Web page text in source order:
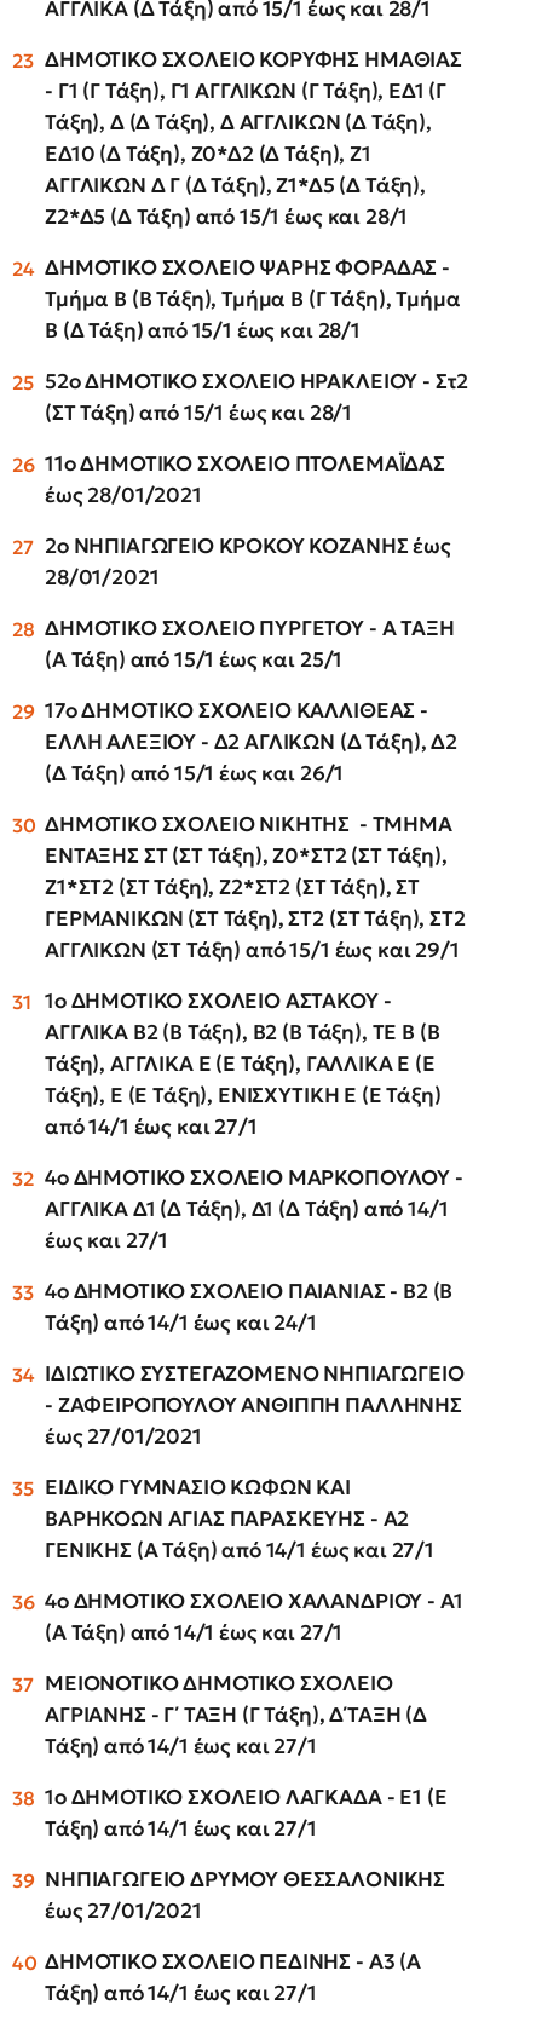
ΑΓΓΛΙΚΑ (Δ Τάξη) από 15/1 έως και 28/1
ΔΗΜΟΤΙΚΟ ΣΧΟΛΕΙΟ ΚΟΡΥΦΗΣ ΗΜΑΘΙΑΣ
- Γ1 (Γ Τάξη), Γ1 ΑΓΓΛΙΚΩΝ (Γ Τάξη), ΕΔ1 (Γ
Τάξη), Δ (Δ Τάξη), Δ ΑΓΓΛΙΚΩΝ (Δ Τάξη),
ΕΔ10 (Δ Τάξη), Ζ0*Δ2 (Δ Τάξη), Ζ1
ΑΓΓΛΙΚΩΝ Δ Γ (Δ Τάξη), Ζ1*Δ5 (Δ Τάξη),
Ζ2*Δ5 (Δ Τάξη) από 15/1 έως και 28/1
ΔΗΜΟΤΙΚΟ ΣΧΟΛΕΙΟ ΨΑΡΗΣ ΦΟΡΑΔΑΣ -
Τμήμα B (Β Τάξη), Τμήμα B (Γ Τάξη), Τμήμα
B (Δ Τάξη) από 15/1 έως και 28/1
52ο ΔΗΜΟΤΙΚΟ ΣΧΟΛΕΙΟ ΗΡΑΚΛΕΙΟΥ - Στ2
(ΣΤ Τάξη) από 15/1 έως και 28/1
11ο ΔΗΜΟΤΙΚΟ ΣΧΟΛΕΙΟ ΠΤΟΛΕΜΑΪΔΑΣ
έως 28/01/2021
2ο ΝΗΠΙΑΓΩΓΕΙΟ ΚΡΟΚΟΥ ΚΟΖΑΝΗΣ έως
28/01/2021
ΔΗΜΟΤΙΚΟ ΣΧΟΛΕΙΟ ΠΥΡΓΕΤΟΥ - Α ΤΑΞΗ
(Α Τάξη) από 15/1 έως και 25/1
17ο ΔΗΜΟΤΙΚΟ ΣΧΟΛΕΙΟ ΚΑΛΛΙΘΕΑΣ -
ΕΛΛΗ ΑΛΕΞΙΟΥ - Δ2 ΑΓΛΙΚΩΝ (Δ Τάξη), Δ2
(Δ Τάξη) από 15/1 έως και 26/1
ΔΗΜΟΤΙΚΟ ΣΧΟΛΕΙΟ ΝΙΚΗΤΗΣ - ΤΜΗΜΑ
ΕΝΤΑΞΗΣ ΣΤ (ΣΤ Τάξη), Ζ0*ΣΤ2 (ΣΤ Τάξη),
Ζ1*ΣΤ2 (ΣΤ Τάξη), Ζ2*ΣΤ2 (ΣΤ Τάξη), ΣΤ
ΓΕΡΜΑΝΙΚΩΝ (ΣΤ Τάξη), ΣΤ2 (ΣΤ Τάξη), ΣΤ2
ΑΓΓΛΙΚΩΝ (ΣΤ Τάξη) από 15/1 έως και 29/1
1ο ΔΗΜΟΤΙΚΟ ΣΧΟΛΕΙΟ ΑΣΤΑΚΟΥ -
ΑΓΓΛΙΚΑ Β2 (Β Τάξη), Β2 (Β Τάξη), ΤΕ Β (Β
Τάξη), ΑΓΓΛΙΚΑ Ε (Ε Τάξη), ΓΑΛΛΙΚΑ Ε (Ε
Τάξη), Ε (Ε Τάξη), ΕΝΙΣΧΥΤΙΚΗ Ε (Ε Τάξη)
από 14/1 έως και 27/1
4ο ΔΗΜΟΤΙΚΟ ΣΧΟΛΕΙΟ ΜΑΡΚΟΠΟΥΛΟΥ -
ΑΓΓΛΙΚΑ Δ1 (Δ Τάξη), Δ1 (Δ Τάξη) από 14/1
έως και 27/1
4ο ΔΗΜΟΤΙΚΟ ΣΧΟΛΕΙΟ ΠΑΙΑΝΙΑΣ - Β2 (Β
Τάξη) από 14/1 έως και 24/1
ΙΔΙΩΤΙΚΟ ΣΥΣΤΕΓΑΖΟΜΕΝΟ ΝΗΠΙΑΓΩΓΕΙΟ
- ΖΑΦΕΙΡΟΠΟΥΛΟΥ ΑΝΘΙΠΠΗ ΠΑΛΛΗΝΗΣ
έως 27/01/2021
ΕΙΔΙΚΟ ΓΥΜΝΑΣΙΟ ΚΩΦΩΝ ΚΑΙ
ΒΑΡΗΚΟΩΝ ΑΓΙΑΣ ΠΑΡΑΣΚΕΥΗΣ - Α2
ΓΕΝΙΚΗΣ (Α Τάξη) από 14/1 έως και 27/1
4ο ΔΗΜΟΤΙΚΟ ΣΧΟΛΕΙΟ ΧΑΛΑΝΔΡΙΟΥ - Α1
(Α Τάξη) από 14/1 έως και 27/1
ΜΕΙΟΝΟΤΙΚΟ ΔΗΜΟΤΙΚΟ ΣΧΟΛΕΙΟ
ΑΓΡΙΑΝΗΣ - Γ΄ ΤΑΞΗ (Γ Τάξη), Δ΄ΤΑΞΗ (Δ
Τάξη) από 14/1 έως και 27/1
1ο ΔΗΜΟΤΙΚΟ ΣΧΟΛΕΙΟ ΛΑΓΚΑΔΑ - Ε1 (Ε
Τάξη) από 14/1 έως και 27/1
ΝΗΠΙΑΓΩΓΕΙΟ ΔΡΥΜΟΥ ΘΕΣΣΑΛΟΝΙΚΗΣ
έως 27/01/2021
ΔΗΜΟΤΙΚΟ ΣΧΟΛΕΙΟ ΠΕΔΙΝΗΣ - A3 (Α
Τάξη) από 14/1 έως και 27/1